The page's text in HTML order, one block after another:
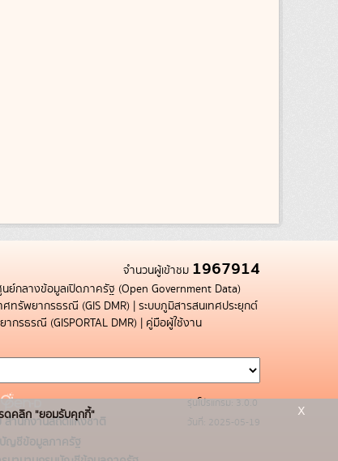
จำนวนผู้เข้าชม 1967914
ย์กลางข้อมูลเปิดภาครัฐ (Open Government Data)
ทรัพยากรธรณี (GIS DMR) | ระบบภูมิสารสนเทศประยุกต์
กรธรณี (GISPORTAL DMR) | คู่มือผู้ใช้งาน
สำนักงานสถิติแห่งชาติ
บัญชีข้อมูลภาครัฐ
รุ่นโปรแกรม: 3.0.0
วันที่: 2025-05-19
รดคลิก "ยอมรับคุกกี้"
x